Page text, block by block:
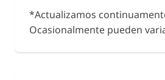
*Actualizamos
Ocasionalmente pueden